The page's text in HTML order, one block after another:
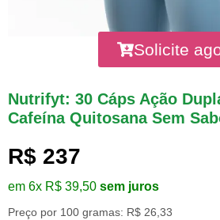
Solicite
Nutrifyt: 30 Cáps Ação
Cafeína Quitosana Sem
R$ 237
em 6x R$ 39,50 sem juros
Preço por 100 gramas: R$ 26,33